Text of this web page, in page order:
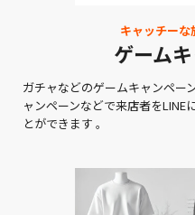
キャッチー
ゲーム
ガチャなどのゲームキャンペー
ャンペーンなどで来店者をLINE
とができます 。